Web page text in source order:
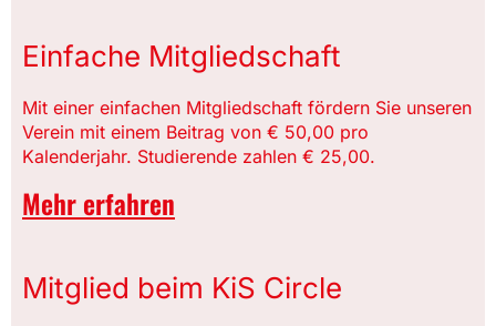
Einfache Mitgliedschaft
Mit einer einfachen Mitgliedschaft fördern Sie unseren
Verein mit einem Beitrag von € 50,00 pro
Kalenderjahr. Studierende zahlen € 25,00.
Mehr erfahren
Mitglied beim KiS Circle